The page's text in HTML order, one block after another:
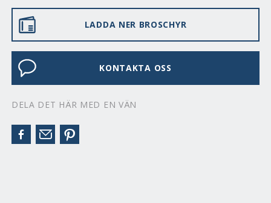
LADDA NER BROSCHYR
KONTAKTA OSS
DELA DET HÄR MED EN VÄN